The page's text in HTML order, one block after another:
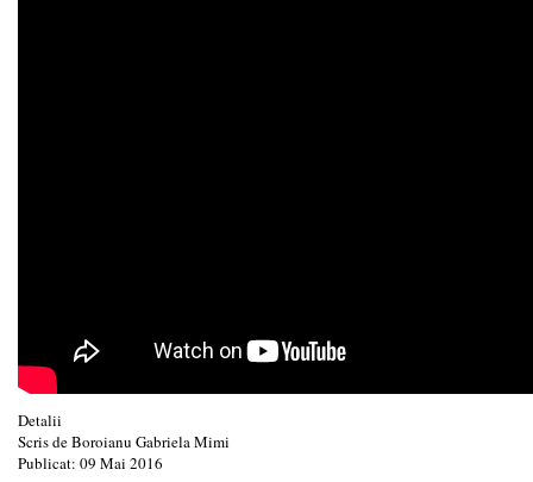
Detalii
Scris deBoroianu Gabriela Mimi
Publicat: 09 Mai 2016